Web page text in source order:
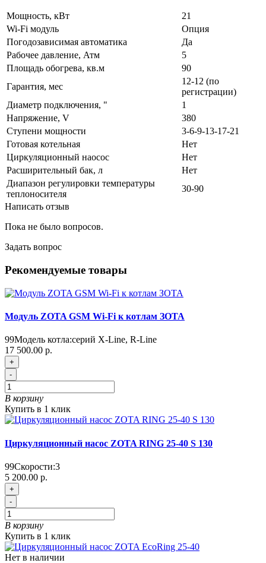
Мощность, кВт
21
Wi-Fi модуль
Опция
Погодозависимая автоматика
Да
Рабочее давление, Атм
5
Площадь обогрева, кв.м
90
Гарантия, мес
12-12 (по
регистрации)
Диаметр подключения, "
1
Напряжение, V
380
Ступени мощности
3-6-9-13-17-21
Готовая котельная
Нет
Циркуляционный наосос
Нет
Расширительный бак, л
Нет
Диапазон регулировки температуры
теплоносителя
30-90
Написать отзыв
Пока не было вопросов.
Задать вопрос
Рекомендуемые товары
Модуль ZOTA GSM Wi-Fi к котлам ЗОТА
99Модель котла:серий X-Line, R-Line
17 500.00 р.
+
-
В корзину
Купить в 1 клик
Циркуляционный насос ZOTA RING 25-40 S 130
99Скорости:3
5 200.00 р.
+
-
В корзину
Купить в 1 клик
Нет в наличии